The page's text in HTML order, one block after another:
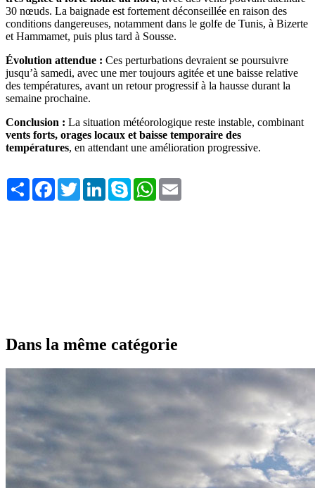
30 nœuds. La baignade est fortement déconseillée en raison des
conditions dangereuses, notamment dans le golfe de Tunis, à Bizerte
et Hammamet, puis plus tard à Sousse.
Évolution attendue : Ces perturbations devraient se poursuivre
jusqu’à samedi, avec une mer toujours agitée et une baisse relative
des températures, avant un retour progressif à la hausse durant la
semaine prochaine.
Conclusion : La situation météorologique reste instable, combinant
vents forts, orages locaux et baisse temporaire des
températures, en attendant une amélioration progressive.
Share FacebookTwitterLinkedInSkype WhatsApp
Dans la même catégorie